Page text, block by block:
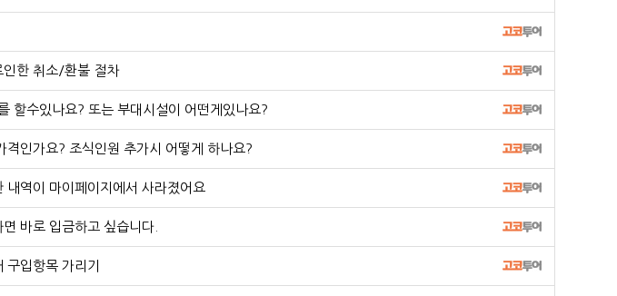
인한 취소/환불 절차
할수있나요? 또는 부대시설이 어떤게있나요?
격인가요? 조식인원 추가시 어떻게 하나요?
내역이 마이페이지에서 사라졌어요
바로 입금하고 싶습니다.
구입항목 가리기